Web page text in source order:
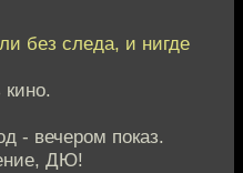
без следа, и нигде
- вечером показ.
ДЮ!